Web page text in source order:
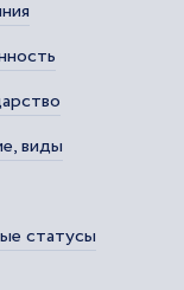
виды
статусы